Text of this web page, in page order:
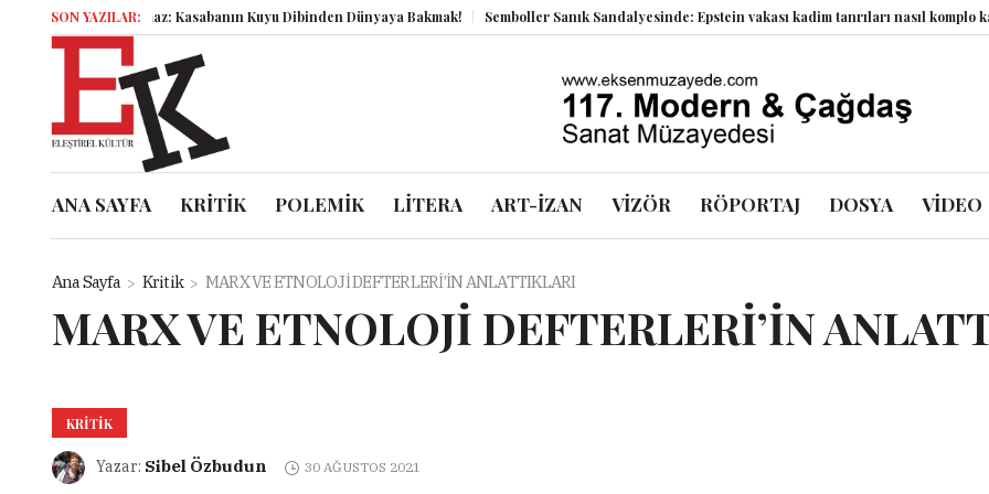
SON YAZILAR:
Korkmaz: Kasabanın Kuyu Dibinden Dünyaya Bakmak! Semboller Sanık Sandalyesinde: Epstein vakası kadim tanrıları nasıl komplo kanıtına
ANA SAYFA KRİTİK POLEMİK LİTERA ART-İZAN VİZÖR RÖPORTAJ DOSYA VİDEO
Ana Sayfa Kritik MARX VE ETNOLOJİ DEFTERLERİ’İN ANLATTIKLARI
MARX VE ETNOLOJİ DEFTERLERİ’İN
KRITIK
Yazar: Sibel Özbudun 30 AĞUSTOS 2021